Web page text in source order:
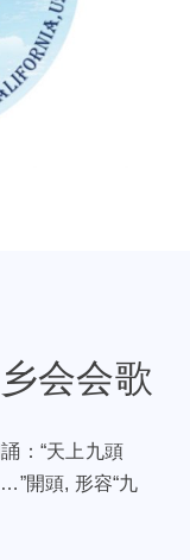
会会歌
：“天上九頭
開頭, 形容“九